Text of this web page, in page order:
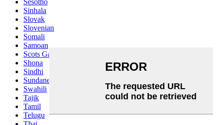
Sesotho
Sinhala
Slovak
Slovenian
Somali
Samoan
Scots Gaelic
Shona
Sindhi
Sundanese
Swahili
Tajik
Tamil
Telugu